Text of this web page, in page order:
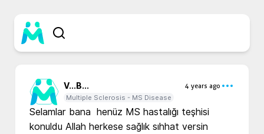
V...B...
4 years ago
Multiple Sclerosis - MS Disease
Selamlar bana  henüz MS hastalığı teşhisi
konuldu Allah herkese sağlık sıhhat versin